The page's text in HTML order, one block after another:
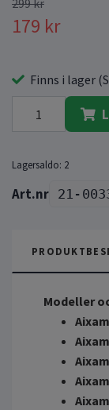
179 kr
Finns i lager
Lagersaldo: 2
21-
Modeller